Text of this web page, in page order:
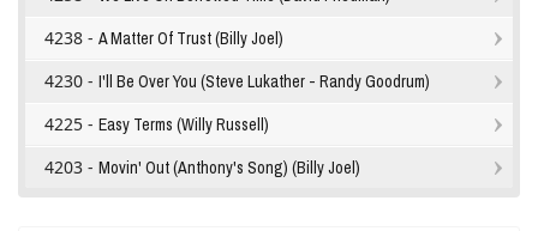
4238 - A Matter Of Trust (Billy Joel)
4230 - I'll Be Over You (Steve Lukather - Randy Goodrum)
4225 - Easy Terms (Willy Russell)
4203 - Movin' Out (Anthony's Song) (Billy Joel)